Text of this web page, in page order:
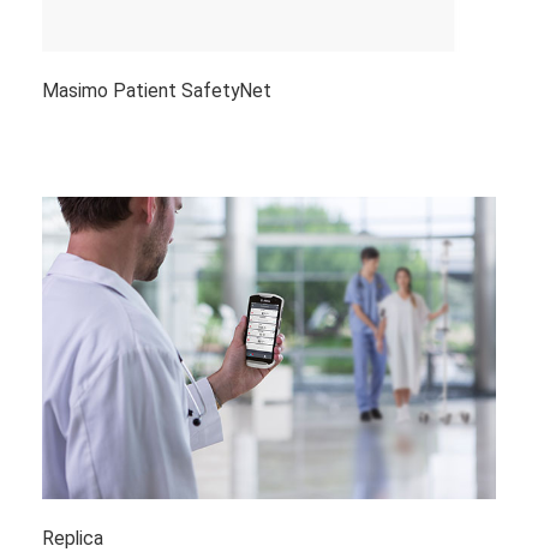
Masimo Patient SafetyNet
Replica